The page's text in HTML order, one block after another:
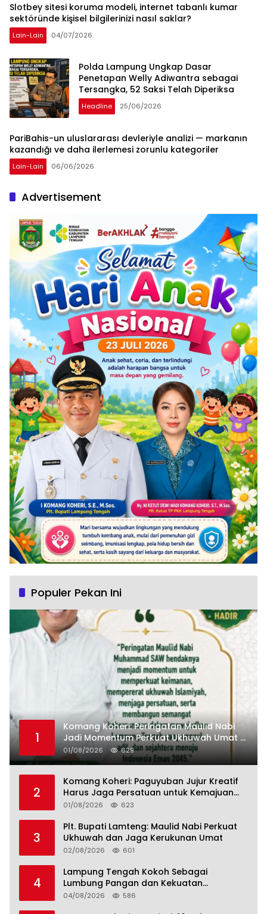
Slotbey sitesi koruma modeli, internet tabanlı kumar
sektöründe kişisel bilgilerinizi nasıl saklar?
Lain-Lain 04/07/2026
Polda Lampung Ungkap Dasar
Penetapan Welly Adiwantra sebagai
Tersangka, 52 Saksi Telah Diperiksa
Headline 25/06/2026
PariBahis-un uluslararası devleriyle analizi — markanın
kazandığı ve daha ilerlemesi zorunlu kategoriler
Lain-Lain 06/06/2026
Advertisement
Populer Pekan Ini
1
Komang Koheri: Peringatan Maulid Nabi
Jadi Momentum Perkuat Ukhuwah Umat di
Lampung Tengah
01/08/2026 629
2
Komang Koheri: Paguyuban Jujur Kreatif
Harus Jaga Persatuan untuk Kemajuan
Lampung Tengah
01/08/2026 623
3
Plt. Bupati Lamteng: Maulid Nabi Perkuat
Ukhuwah dan Jaga Kerukunan Umat
02/08/2026 601
4
Lampung Tengah Kokoh Sebagai
Lumbung Pangan dan Kekuatan
Perkebunan Lampung, Komang Koheri:
04/08/2026 586